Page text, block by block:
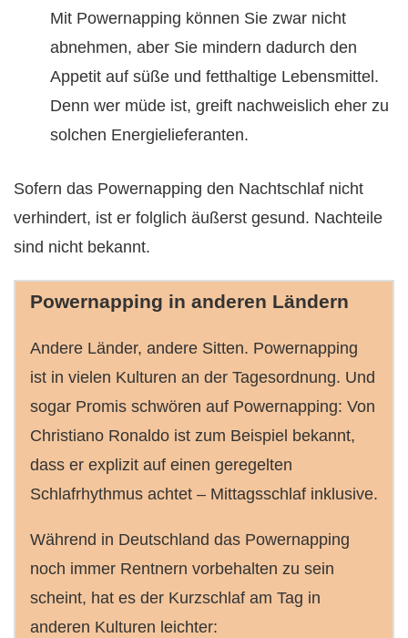
Mit Powernapping können Sie zwar nicht
abnehmen, aber Sie mindern dadurch den
Appetit auf süße und fetthaltige Lebensmittel.
Denn wer müde ist, greift nachweislich eher zu
solchen Energielieferanten.
Sofern das Powernapping den Nachtschlaf nicht
verhindert, ist er folglich äußerst gesund. Nachteile
sind nicht bekannt.
Powernapping in anderen Ländern
Andere Länder, andere Sitten. Powernapping
ist in vielen Kulturen an der Tagesordnung. Und
sogar Promis schwören auf Powernapping: Von
Christiano Ronaldo ist zum Beispiel bekannt,
dass er explizit auf einen geregelten
Schlafrhythmus achtet – Mittagsschlaf inklusive.
Während in Deutschland das Powernapping
noch immer Rentnern vorbehalten zu sein
scheint, hat es der Kurzschlaf am Tag in
anderen Kulturen leichter: